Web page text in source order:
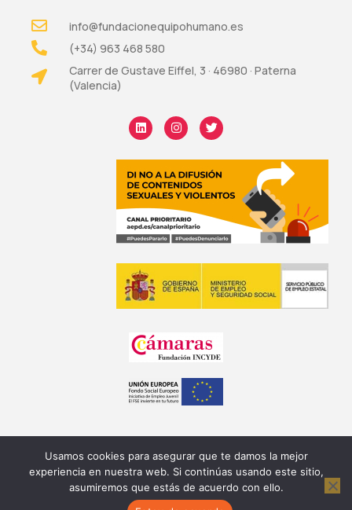
info@fundacionequipohumano.es
(+34) 963 468 580
Carrer de Gustave Eiffel, 3 · 46980 · Paterna
(Valencia)
Copyright © 2026 Fundación Equipo Humano
Usamos cookies para asegurar que te damos la mejor
experiencia en nuestra web. Si continúas usando este sitio,
asumiremos que estás de acuerdo con ello.